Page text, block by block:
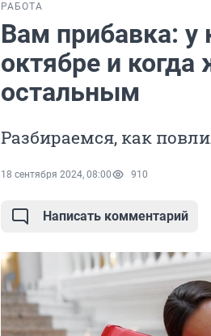
РАБОТА
Вам прибавка: у
октябре и
остальным
Разбираемся, как
18 сентября 2024, 08:00 910
Написать комментарий